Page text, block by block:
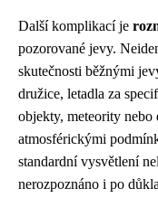
Další komplikací je
pozorované jevy.
skutečnosti běžnými
družice, letadla za
objekty, meteority nebo
atmosférickými
standardní vysvětlení
nerozpoznáno i po